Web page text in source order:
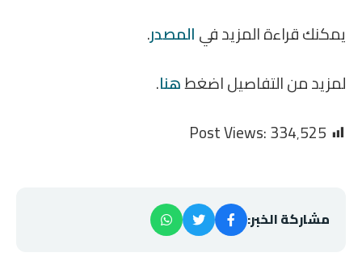
يمكنك قراءة المزيد فيالمصدر.
لمزيد من التفاصيل اضغطهنا.
Post Views:334٬525
مشاركة الخبر: